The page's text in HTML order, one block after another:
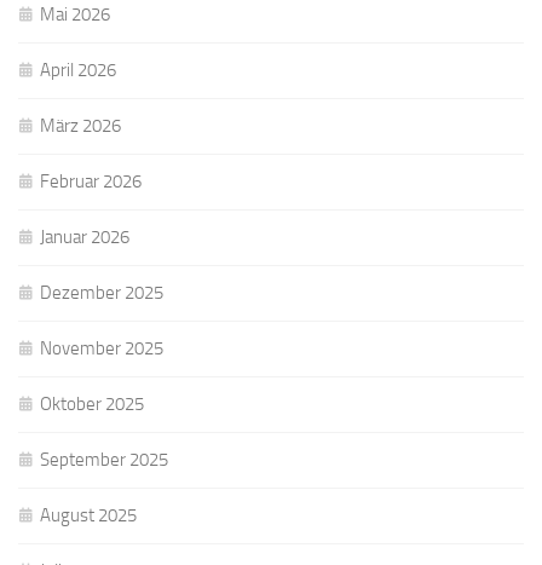
Mai 2026
April 2026
März 2026
Februar 2026
Januar 2026
Dezember 2025
November 2025
Oktober 2025
September 2025
August 2025